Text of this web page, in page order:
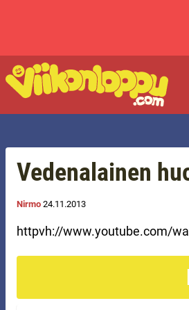
Vedenalainen
Nirmo 24.11.2013
httpvh://www.youtube.com/